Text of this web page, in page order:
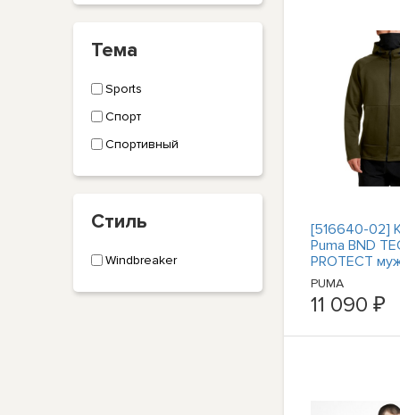
Тема
Sports
Спорт
Спортивный
Стиль
Windbreaker
[516640-02]
Puma BND
PROTECT
PUMA
11 090 ₽